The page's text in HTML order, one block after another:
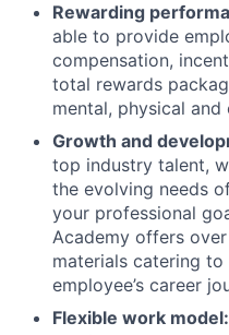
Rewarding
able to provide
compensation,
total rewards
mental, physical
Growth and
top industry talent,
the evolving needs
your professional
Academy offers
materials catering
employee’s career
Flexible work model: